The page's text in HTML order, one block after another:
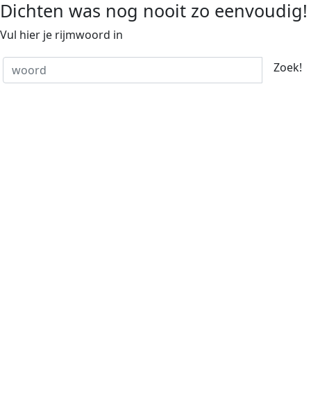
Dichten was nog nooit zo eenvoudig!
Vul hier je rijmwoord in